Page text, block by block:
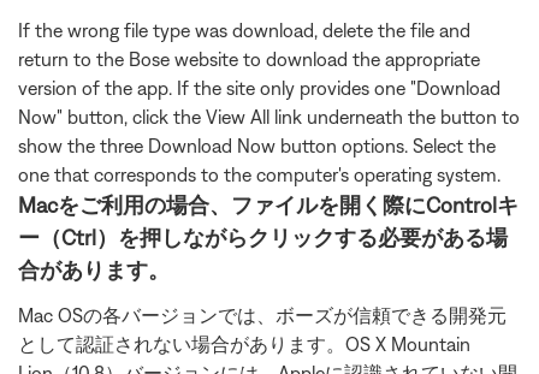
If the wrong file type was download, delete the file and
return to the Bose website to download the appropriate
version of the app. If the site only provides one "Download
Now" button, click the View All link underneath the button to
show the three Download Now button options. Select the
one that corresponds to the computer's operating system.
Macをご利用の場合、ファイルを開く際にControlキ
ー（Ctrl）を押しながらクリックする必要がある場
合があります。
Mac OSの各バージョンでは、ボーズが信頼できる開発元
として認証されない場合があります。OS X Mountain